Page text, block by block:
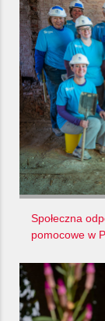
Społeczna
pomocowe w